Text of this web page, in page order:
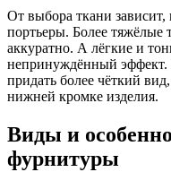
От выбора ткани зависит,
портьеры. Более тяжёлые
аккуратно. А лёгкие и
непринуждённый
придать более чёткий
нижней кромке изделия.
Виды и
фурнитуры